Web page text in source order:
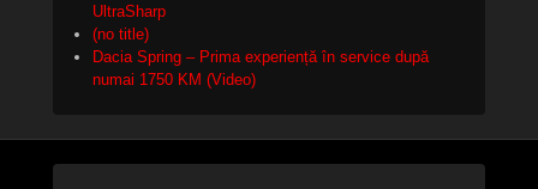
UltraSharp
(no title)
Dacia Spring – Prima experiență în service după
numai 1750 KM (Video)